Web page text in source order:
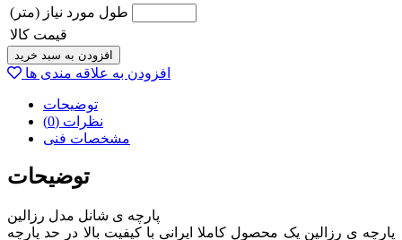
طول مورد نیاز (متر)
قیمت کالا
افزودن به سبد خرید
افزودن به علاقه مندی ها
توضیحات
نظرات (0)
مشخصات فنی
توضیحات
پارچه ی شانل مدل رزالین
پارچه ی رزالین یک محصول کاملا ایرانی با کیفیت بالا در حد پارچه